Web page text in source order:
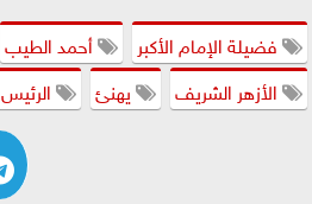
فضيلة الإمام الأكبر
أحمد الطيب
الأزهر الشريف
يهنئ الرئيس